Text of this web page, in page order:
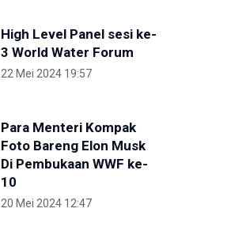
High Level Panel sesi ke-
3 World Water Forum
22 Mei 2024 19:57
Para Menteri Kompak
Foto Bareng Elon Musk
Di Pembukaan WWF ke-
10
20 Mei 2024 12:47